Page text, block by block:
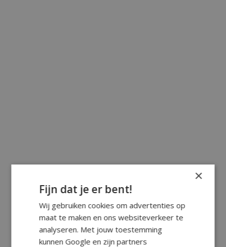
×
Fijn dat je er bent!
Wij gebruiken cookies om advertenties op
maat te maken en ons websiteverkeer te
analyseren. Met jouw toestemming
kunnen Google en zijn partners